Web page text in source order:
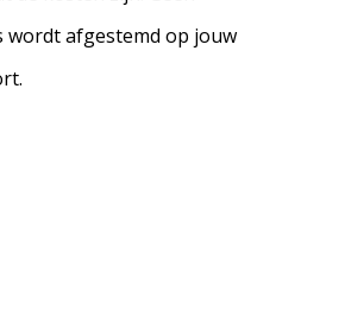
afgestemd op jouw